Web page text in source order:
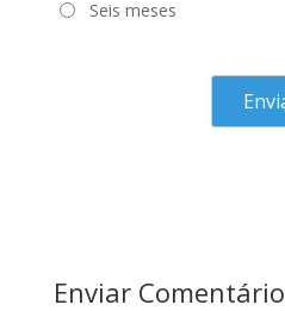
Seis meses
Enviar Comentário